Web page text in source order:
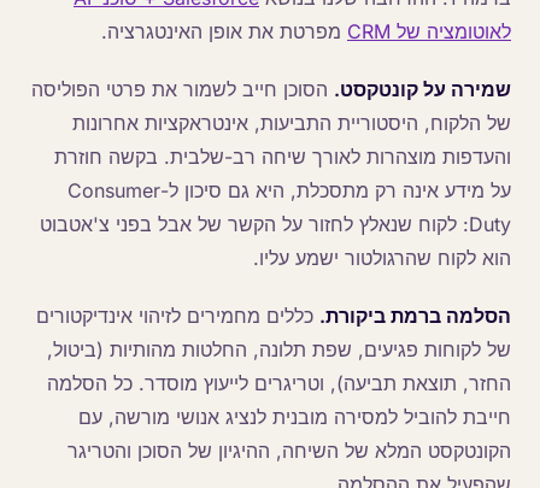
לאוטומציה של CRM
מפרטת את אופן האינטגרציה.
שמירה על קונטקסט. הסוכן חייב לשמור את פרטי הפוליסה
של הלקוח, היסטוריית התביעות, אינטראקציות אחרונות
והעדפות מוצהרות לאורך שיחה רב-שלבית. בקשה חוזרת
על מידע אינה רק מתסכלת, היא גם סיכון ל-Consumer
Duty: לקוח שנאלץ לחזור על הקשר של אבל בפני צ'אטבוט
הוא לקוח שהרגולטור ישמע עליו.
הסלמה ברמת ביקורת. כללים מחמירים לזיהוי אינדיקטורים
של לקוחות פגיעים, שפת תלונה, החלטות מהותיות (ביטול,
החזר, תוצאת תביעה), וטריגרים לייעוץ מוסדר. כל הסלמה
חייבת להוביל למסירה מובנית לנציג אנושי מורשה, עם
הקונטקסט המלא של השיחה, ההיגיון של הסוכן והטריגר